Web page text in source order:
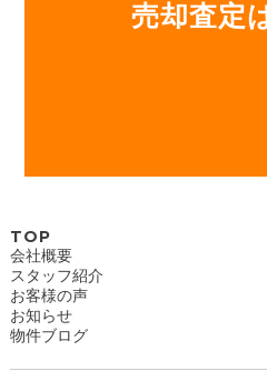
売却査定
TOP
会社概要
スタッフ紹介
お客様の声
お知らせ
物件ブログ